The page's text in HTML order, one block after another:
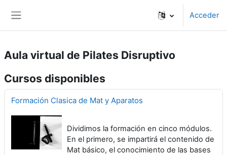
Acceder
Aula virtual de Pilates Disruptivo
Cursos disponibles
Formación Clasica de Mat y Aparatos
Dividimos la formación en cinco módulos.
En el primero, se impartirá el contenido de
Mat básico, el conocimiento de las bases